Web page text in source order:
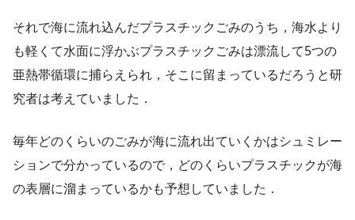
それで海に流れ込んだプラスチックごみのうち，海水より
も軽くて水面に浮かぶプラスチックごみは漂流して5つの
亜熱帯循環に捕らえられ，そこに留まっているだろうと研
究者は考えていました．
毎年どのくらいのごみが海に流れ出ていくかはシュミレー
ションで分かっているので，どのくらいプラスチックが海
の表層に溜まっているかも予想していました．